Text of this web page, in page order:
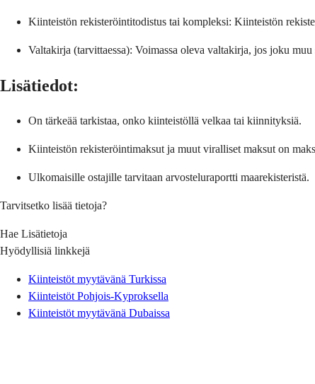
Kiinteistön rekisteröintitodistus tai kompleksi: Kiinteistön
Valtakirja (tarvittaessa): Voimassa oleva valtakirja, jos joku muu
Lisätiedot:
On tärkeää tarkistaa, onko kiinteistöllä velkaa tai kiinnityksiä.
Kiinteistön rekisteröintimaksut ja muut viralliset maksut on
Ulkomaisille ostajille tarvitaan arvosteluraportti maarekisteristä.
Tarvitsetko lisää tietoja?
Hae Lisätietoja
Hyödyllisiä linkkejä
Kiinteistöt myytävänä Turkissa
Kiinteistöt Pohjois-Kyproksella
Kiinteistöt myytävänä Dubaissa